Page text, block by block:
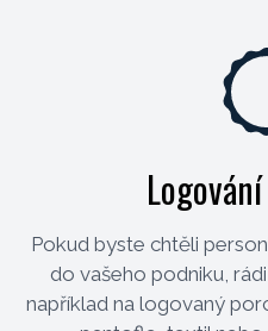
Pokud byste chtěli
do vašeho podniku,
například na logovaný